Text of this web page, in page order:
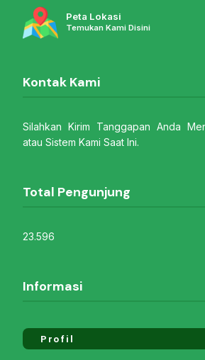
Peta Lokasi
Temukan Kami Disini
Kontak Kami
Silahkan Kirim Tanggapan Anda
atau Sistem Kami Saat Ini.
Total Pengunjung
23.596
Informasi
Profil